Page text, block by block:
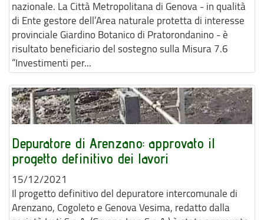
nazionale. La Città Metropolitana di Genova - in qualità
di Ente gestore dell’Area naturale protetta di interesse
provinciale Giardino Botanico di Pratorondanino - è
risultato beneficiario del sostegno sulla Misura 7.6
“Investimenti per...
Depuratore di Arenzano: approvato il
progetto definitivo dei lavori
15/12/2021
Il progetto definitivo del depuratore intercomunale di
Arenzano, Cogoleto e Genova Vesima, redatto dalla